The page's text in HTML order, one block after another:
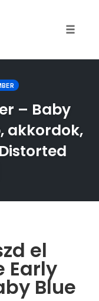
– Baby
akkordok,
el
Early
Blue